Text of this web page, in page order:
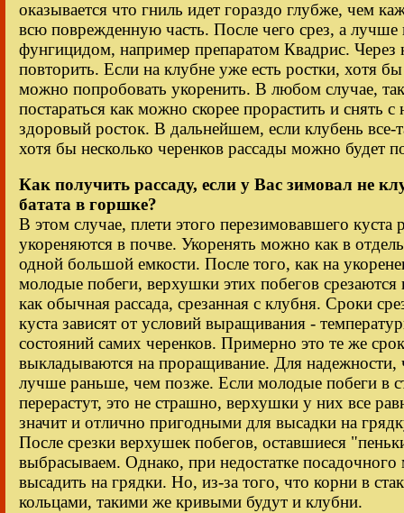
оказывается что гниль идет гораздо глубже, чем
всю поврежденную часть. После чего срез, а лучше
фунгицидом, например препаратом Квадрис. Через
повторить. Если на клубне уже есть ростки, хотя
можно попробовать укоренить. В любом случае,
постараться как можно скорее прорастить и снять
здоровый росток. В дальнейшем, если клубень все-
хотя бы несколько черенков рассады можно будет
Как получить рассаду, если у Вас зимовал не
батата в горшке?
В этом случае, плети этого перезимовавшего куста
укореняются в почве. Укоренять можно как в
одной большой емкости. После того, как на
молодые побеги, верхушки этих побегов
как обычная рассада, срезанная с клубня. Сроки
куста зависят от условий выращивания -
состояний самих черенков. Примерно это те же
выкладываются на проращивание. Для надежности,
лучше раньше, чем позже. Если молодые побеги в
перерастут, это не страшно, верхушки у них все
значит и отлично пригодными для высадки на
После срезки верхушек побегов, оставшиеся
выбрасываем. Однако, при недостатке
высадить на грядки. Но, из-за того, что корни в
кольцами, такими же кривыми будут и клубни.